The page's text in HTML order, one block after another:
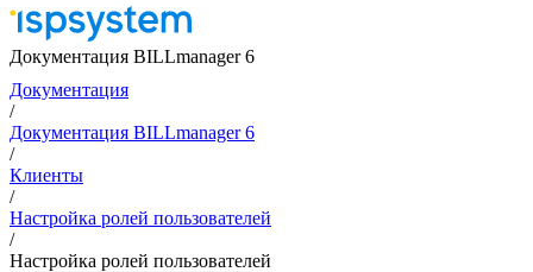
Документация BILLmanager 6
Документация
/
Документация BILLmanager 6
/
Клиенты
/
Настройка ролей пользователей
/
Настройка ролей пользователей